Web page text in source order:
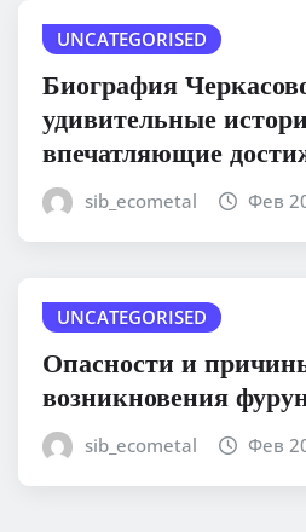
UNCATEGORISED
Биография
удивительные
впечатляющие
sib_ecometal Фев
UNCATEGORISED
Опасности и
возникновения
sib_ecometal Фев